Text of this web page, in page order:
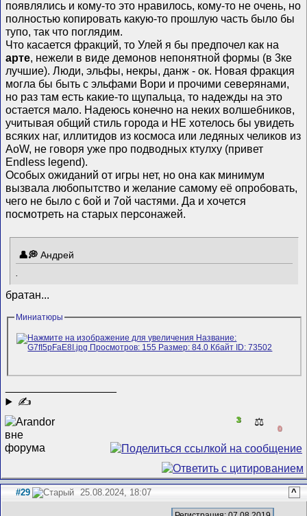
появлялись и кому-то это нравилось, кому-то не очень, но
полностью копировать какую-то прошлую часть было бы
тупо, так что поглядим.
Что касается фракций, то Улей я бы предпочел как на
арте, нежели в виде демонов непонятной формы (в 3ке
лучшие). Люди, эльфы, некры, данж - ок. Новая фракция
могла бы быть с эльфами Вори и прочими северянами,
но раз там есть какие-то щупальца, то надежды на это
остается мало. Надеюсь конечно на неких волшебников,
учитывая общий стиль города и НЕ хотелось бы увидеть
всяких наг, иллитидов из космоса или ледяных челиков из
AoW, не говоря уже про подводных ктулху (привет
Endless legend).
Особых ожиданий от игры нет, но она как минимум
вызвала любопытство и желание самому её опробовать,
чего не было с 6ой и 7ой частями. Да и хочется
посмотреть на старых персонажей.
Андрей
.
братан...
Миниатюры
✍
3 ⚖️
0
#29 25.08.2024, 18:07 ^